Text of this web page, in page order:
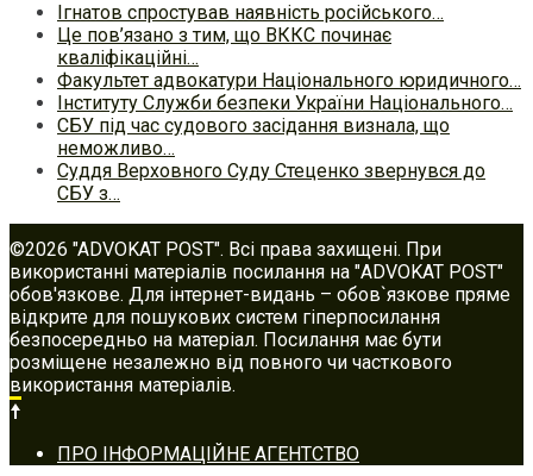
Ігнатов спростував наявність російського…
Це пов’язано з тим, що ВККС починає
кваліфікаційні…
Факультет адвокатури Національного юридичного…
Інституту Служби безпеки України Національного…
СБУ під час судового засідання визнала, що
неможливо…
Суддя Верховного Суду Стеценко звернувся до
СБУ з…
©2026 "ADVOKAT POST". Всі права захищені. При
використанні матеріалів посилання на "ADVOKAT POST"
обов'язкове. Для інтернет-видань – обов`язкове пряме
відкрите для пошукових систем гіперпосилання
безпосередньо на матеріал. Посилання має бути
розміщене незалежно від повного чи часткового
використання матеріалів.
Footer
navigation
ПРО ІНФОРМАЦІЙНЕ АГЕНТСТВО